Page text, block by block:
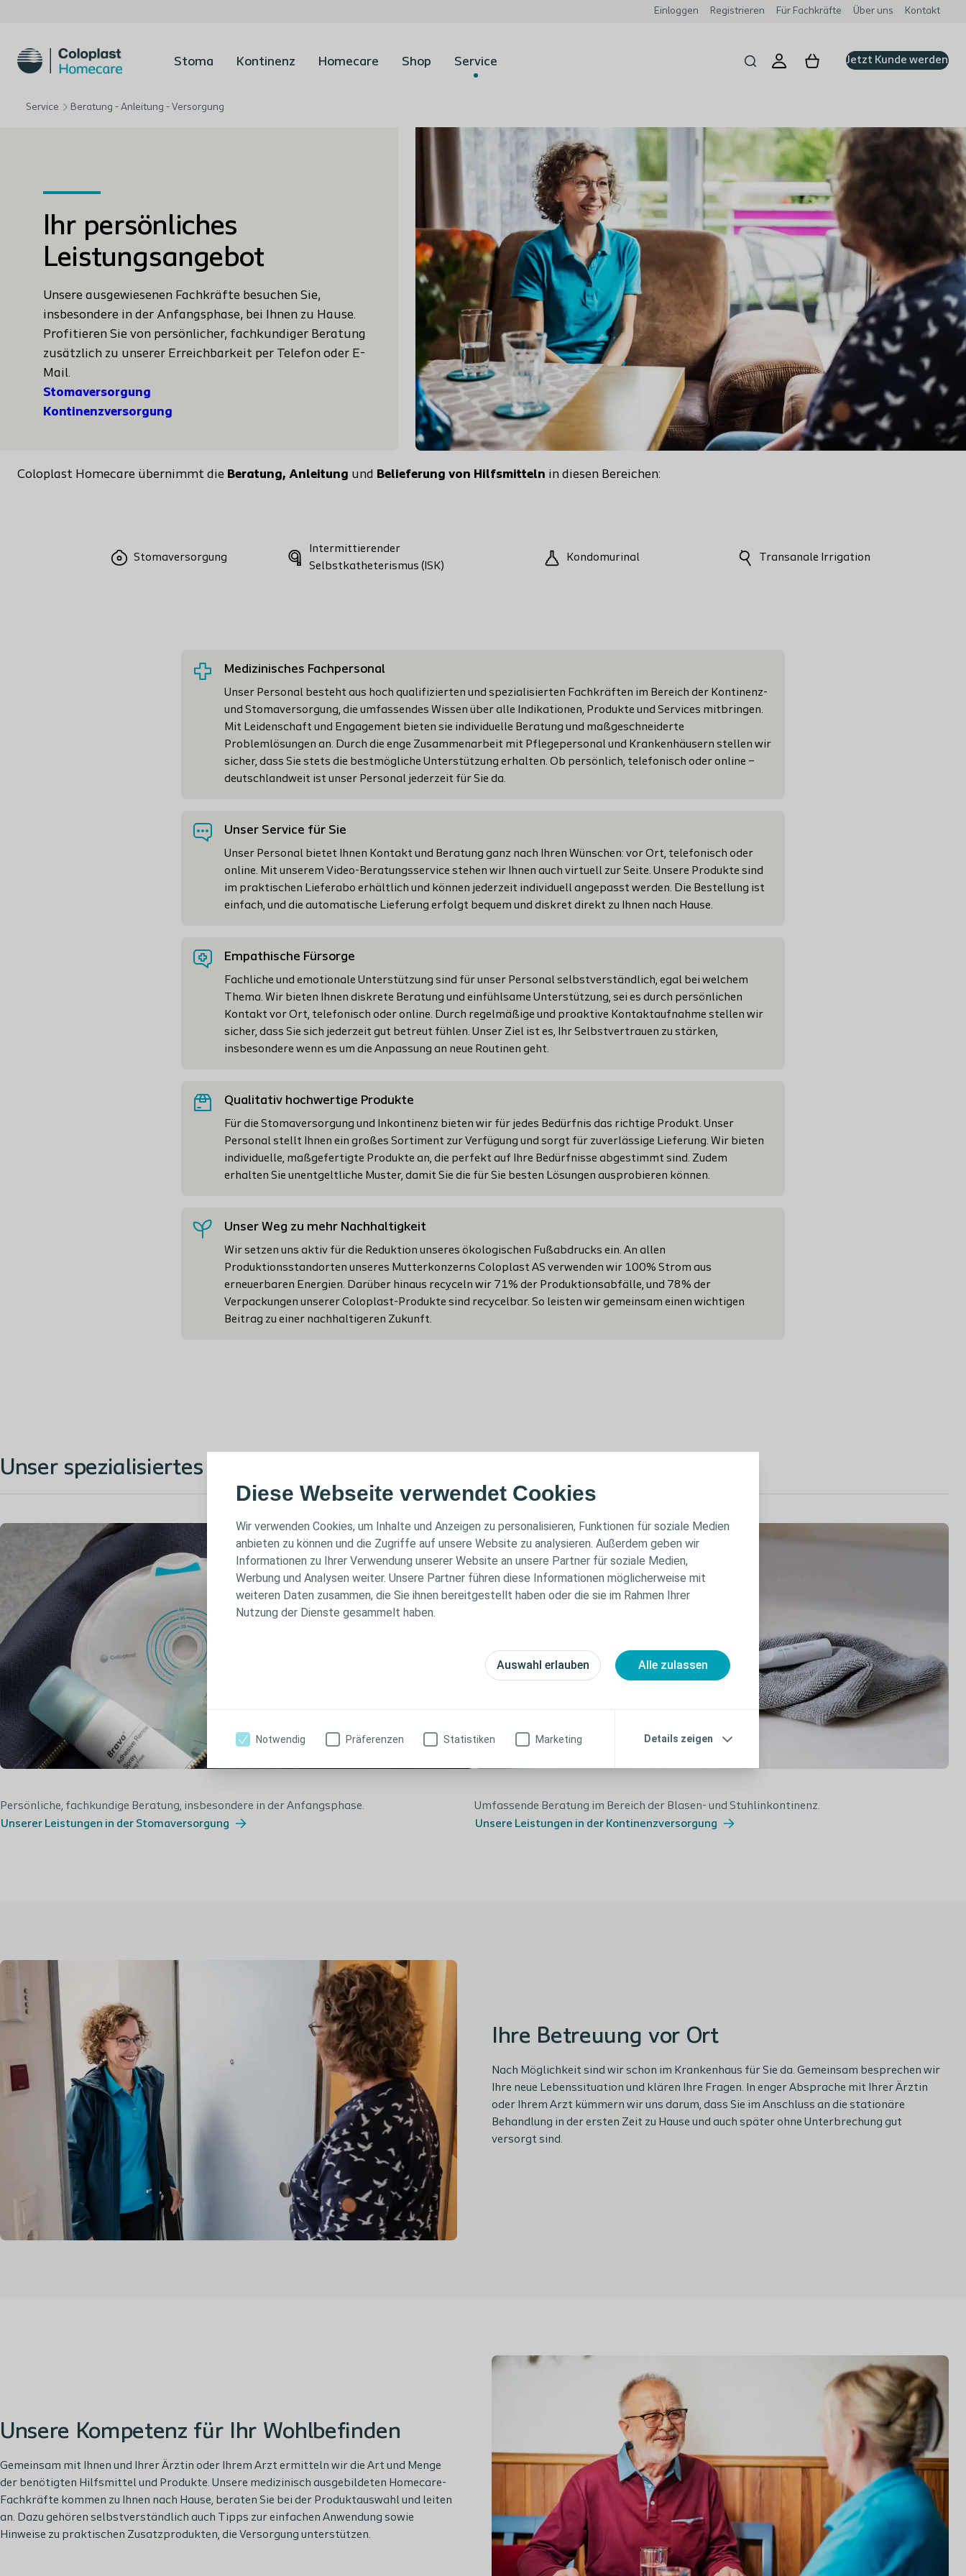
Diese Webseite verwendet Cookies
Wir verwenden Cookies, um Inhalte und Anzeigen zu personalisieren, Funktionen für soziale Medien
anbieten zu können und die Zugriffe auf unsere Website zu analysieren. Außerdem geben wir
Informationen zu Ihrer Verwendung unserer Website an unsere Partner für soziale Medien,
Werbung und Analysen weiter. Unsere Partner führen diese Informationen möglicherweise mit
weiteren Daten zusammen, die Sie ihnen bereitgestellt haben oder die sie im Rahmen Ihrer
Nutzung der Dienste gesammelt haben.
Auswahl erlauben Alle zulassen
Notwendig Präferenzen Statistiken Marketing Details zeigen
Einloggen Registrieren Für Fachkräfte Über uns Kontakt
Stoma Kontinenz Homecare Shop Service Jetzt Kunde werden
Service Beratung - Anleitung - Versorgung
Ihr persönliches
Leistungsangebot
Unsere ausgewiesenen Fachkräfte besuchen Sie,
insbesondere in der Anfangsphase, bei Ihnen zu Hause.
Profitieren Sie von persönlicher, fachkundiger Beratung
zusätzlich zu unserer Erreichbarkeit per Telefon oder E-
Mail.
Stomaversorgung
Kontinenzversorgung
Coloplast Homecare übernimmt die Beratung, Anleitung und Belieferung von Hilfsmitteln in diesen Bereichen:
Stomaversorgung
Intermittierender
Selbstkatheterismus (ISK)
Kondomurinal Transanale Irrigation
Medizinisches Fachpersonal
Unser Personal besteht aus hoch qualifizierten und spezialisierten Fachkräften im Bereich der Kontinenz-
und Stomaversorgung, die umfassendes Wissen über alle Indikationen, Produkte und Services mitbringen.
Mit Leidenschaft und Engagement bieten sie individuelle Beratung und maßgeschneiderte
Problemlösungen an. Durch die enge Zusammenarbeit mit Pflegepersonal und Krankenhäusern stellen wir
sicher, dass Sie stets die bestmögliche Unterstützung erhalten. Ob persönlich, telefonisch oder online –
deutschlandweit ist unser Personal jederzeit für Sie da.
Unser Service für Sie
Unser Personal bietet Ihnen Kontakt und Beratung ganz nach Ihren Wünschen: vor Ort, telefonisch oder
online. Mit unserem Video-Beratungsservice stehen wir Ihnen auch virtuell zur Seite. Unsere Produkte sind
im praktischen Lieferabo erhältlich und können jederzeit individuell angepasst werden. Die Bestellung ist
einfach, und die automatische Lieferung erfolgt bequem und diskret direkt zu Ihnen nach Hause.
Empathische Fürsorge
Fachliche und emotionale Unterstützung sind für unser Personal selbstverständlich, egal bei welchem
Thema. Wir bieten Ihnen diskrete Beratung und einfühlsame Unterstützung, sei es durch persönlichen
Kontakt vor Ort, telefonisch oder online. Durch regelmäßige und proaktive Kontaktaufnahme stellen wir
sicher, dass Sie sich jederzeit gut betreut fühlen. Unser Ziel ist es, Ihr Selbstvertrauen zu stärken,
insbesondere wenn es um die Anpassung an neue Routinen geht.
Qualitativ hochwertige Produkte
Für die Stomaversorgung und Inkontinenz bieten wir für jedes Bedürfnis das richtige Produkt. Unser
Personal stellt Ihnen ein großes Sortiment zur Verfügung und sorgt für zuverlässige Lieferung. Wir bieten
individuelle, maßgefertigte Produkte an, die perfekt auf Ihre Bedürfnisse abgestimmt sind. Zudem
erhalten Sie unentgeltliche Muster, damit Sie die für Sie besten Lösungen ausprobieren können.
Unser Weg zu mehr Nachhaltigkeit
Wir setzen uns aktiv für die Reduktion unseres ökologischen Fußabdrucks ein. An allen
Produktionsstandorten unseres Mutterkonzerns Coloplast AS verwenden wir 100% Strom aus
erneuerbaren Energien. Darüber hinaus recyceln wir 71% der Produktionsabfälle, und 78% der
Verpackungen unserer Coloplast-Produkte sind recycelbar. So leisten wir gemeinsam einen wichtigen
Beitrag zu einer nachhaltigeren Zukunft.
Unser spezialisiertes Leistungsportfolio
Persönliche, fachkundige Beratung, insbesondere in der Anfangsphase.
Unserer Leistungen in der Stomaversorgung
Umfassende Beratung im Bereich der Blasen- und Stuhlinkontinenz.
Unsere Leistungen in der Kontinenzversorgung
Ihre Betreuung vor Ort
Nach Möglichkeit sind wir schon im Krankenhaus für Sie da. Gemeinsam besprechen wir
Ihre neue Lebenssituation und klären Ihre Fragen. In enger Absprache mit Ihrer Ärztin
oder Ihrem Arzt kümmern wir uns darum, dass Sie im Anschluss an die stationäre
Behandlung in der ersten Zeit zu Hause und auch später ohne Unterbrechung gut
versorgt sind.
Unsere Kompetenz für Ihr Wohlbefinden
Gemeinsam mit Ihnen und Ihrer Ärztin oder Ihrem Arzt ermitteln wir die Art und Menge
der benötigten Hilfsmittel und Produkte. Unsere medizinisch ausgebildeten Homecare-
Fachkräfte kommen zu Ihnen nach Hause, beraten Sie bei der Produktauswahl und leiten
an. Dazu gehören selbstverständlich auch Tipps zur einfachen Anwendung sowie
Hinweise zu praktischen Zusatzprodukten, die Versorgung unterstützen.